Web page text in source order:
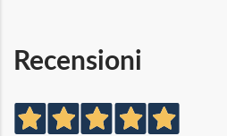
Recensioni